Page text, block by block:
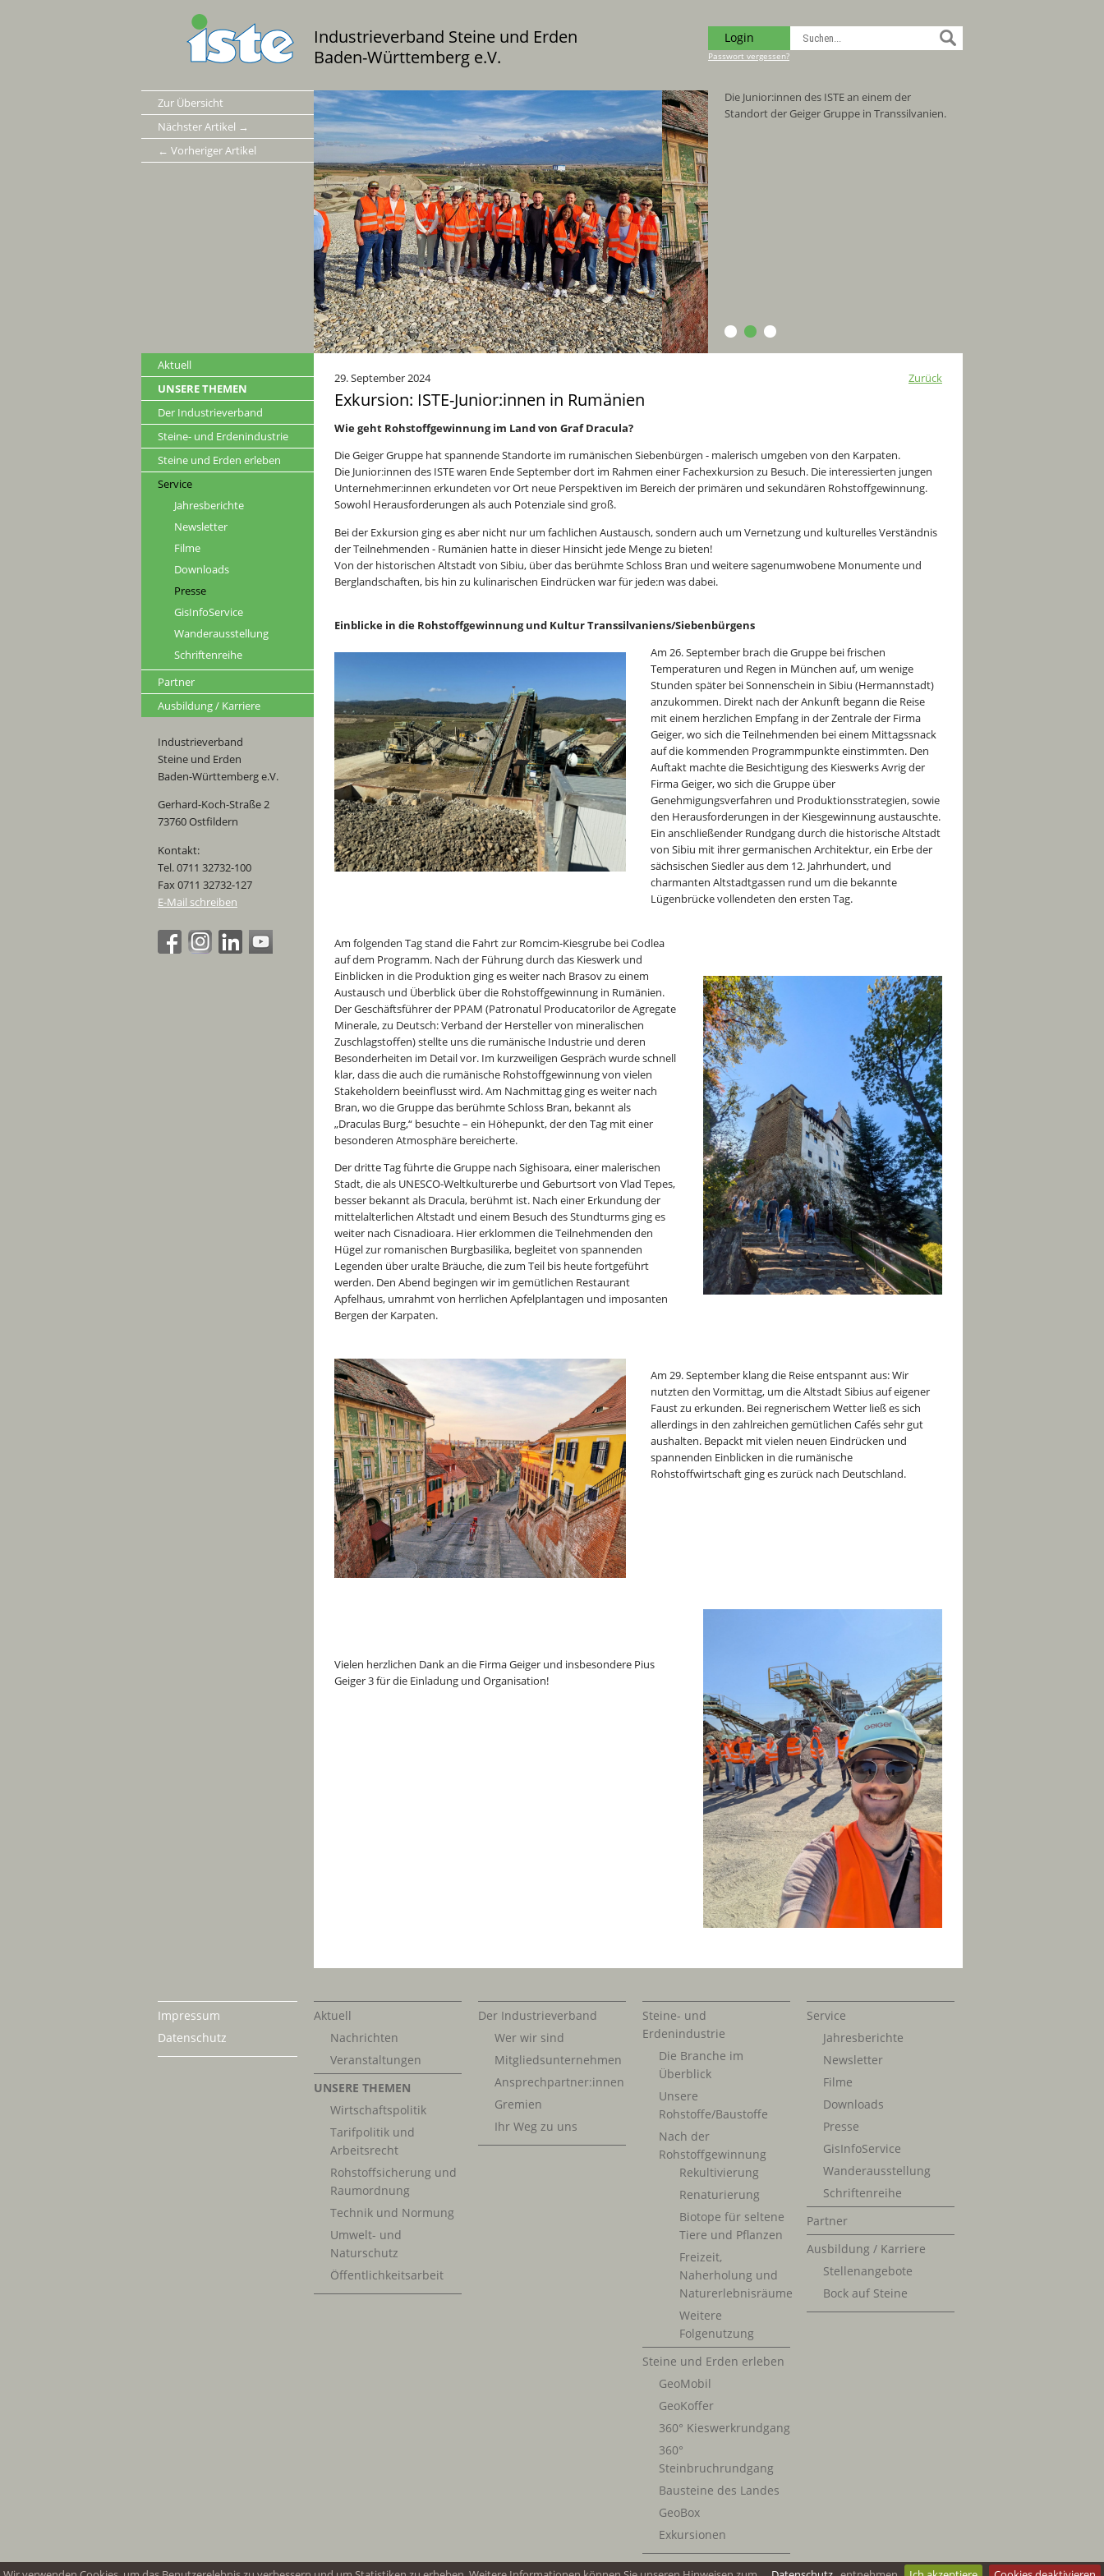
Industrieverband Steine und Erden
Baden-Württemberg e.V.
Login
Passwort vergessen?
Zur Übersicht
Nächster Artikel →
← Vorheriger Artikel
Die Altstadt von Sibiu ist sehr sehenswert
und hat kulturell viel zu bieten.
Aktuell
UNSERE THEMEN
Der Industrieverband
Steine- und Erdenindustrie
Steine und Erden erleben
Service
Jahresberichte
Newsletter
Filme
Downloads
Presse
GisInfoService
Wanderausstellung
Schriftenreihe
Partner
Ausbildung / Karriere
Industrieverband
Steine und Erden
Baden-Württemberg e.V.
Gerhard-Koch-Straße 2
73760 Ostfildern
Kontakt:
Tel. 0711 32732-100
Fax 0711 32732-127
E-Mail schreiben
Zurück
29. September 2024
Exkursion: ISTE-Junior:innen in Rumänien
Wie geht Rohstoffgewinnung im Land von Graf Dracula?
Die Geiger Gruppe hat spannende Standorte im rumänischen Siebenbürgen - malerisch umgeben von den Karpaten.
Die Junior:innen des ISTE waren Ende September dort im Rahmen einer Fachexkursion zu Besuch. Die interessierten jungen
Unternehmer:innen erkundeten vor Ort neue Perspektiven im Bereich der primären und sekundären Rohstoffgewinnung.
Sowohl Herausforderungen als auch Potenziale sind groß.
Bei der Exkursion ging es aber nicht nur um fachlichen Austausch, sondern auch um Vernetzung und kulturelles Verständnis
der Teilnehmenden - Rumänien hatte in dieser Hinsicht jede Menge zu bieten!
Von der historischen Altstadt von Sibiu, über das berühmte Schloss Bran und weitere sagenumwobene Monumente und
Berglandschaften, bis hin zu kulinarischen Eindrücken war für jede:n was dabei.
Einblicke in die Rohstoffgewinnung und Kultur Transsilvaniens/Siebenbürgens
Am 26. September brach die Gruppe bei frischen
Temperaturen und Regen in München auf, um wenige
Stunden später bei Sonnenschein in Sibiu (Hermannstadt)
anzukommen. Direkt nach der Ankunft begann die Reise
mit einem herzlichen Empfang in der Zentrale der Firma
Geiger, wo sich die Teilnehmenden bei einem Mittagssnack
auf die kommenden Programmpunkte einstimmten. Den
Auftakt machte die Besichtigung des Kieswerks Avrig der
Firma Geiger, wo sich die Gruppe über
Genehmigungsverfahren und Produktionsstrategien, sowie
den Herausforderungen in der Kiesgewinnung austauschte.
Ein anschließender Rundgang durch die historische Altstadt
von Sibiu mit ihrer germanischen Architektur, ein Erbe der
sächsischen Siedler aus dem 12. Jahrhundert, und
charmanten Altstadtgassen rund um die bekannte
Lügenbrücke vollendeten den ersten Tag.
Am folgenden Tag stand die Fahrt zur Romcim-Kiesgrube bei Codlea
auf dem Programm. Nach der Führung durch das Kieswerk und
Einblicken in die Produktion ging es weiter nach Brasov zu einem
Austausch und Überblick über die Rohstoffgewinnung in Rumänien.
Der Geschäftsführer der PPAM (Patronatul Producatorilor de Agregate
Minerale, zu Deutsch: Verband der Hersteller von mineralischen
Zuschlagstoffen) stellte uns die rumänische Industrie und deren
Besonderheiten im Detail vor. Im kurzweiligen Gespräch wurde schnell
klar, dass die auch die rumänische Rohstoffgewinnung von vielen
Stakeholdern beeinflusst wird. Am Nachmittag ging es weiter nach
Bran, wo die Gruppe das berühmte Schloss Bran, bekannt als
„Draculas Burg,“ besuchte – ein Höhepunkt, der den Tag mit einer
besonderen Atmosphäre bereicherte.
Der dritte Tag führte die Gruppe nach Sighisoara, einer malerischen
Stadt, die als UNESCO-Weltkulturerbe und Geburtsort von Vlad Tepes,
besser bekannt als Dracula, berühmt ist. Nach einer Erkundung der
mittelalterlichen Altstadt und einem Besuch des Stundturms ging es
weiter nach Cisnadioara. Hier erklommen die Teilnehmenden den
Hügel zur romanischen Burgbasilika, begleitet von spannenden
Legenden über uralte Bräuche, die zum Teil bis heute fortgeführt
werden. Den Abend begingen wir im gemütlichen Restaurant
Apfelhaus, umrahmt von herrlichen Apfelplantagen und imposanten
Bergen der Karpaten.
Am 29. September klang die Reise entspannt aus: Wir
nutzten den Vormittag, um die Altstadt Sibius auf eigener
Faust zu erkunden. Bei regnerischem Wetter ließ es sich
allerdings in den zahlreichen gemütlichen Cafés sehr gut
aushalten. Bepackt mit vielen neuen Eindrücken und
spannenden Einblicken in die rumänische
Rohstoffwirtschaft ging es zurück nach Deutschland.
Vielen herzlichen Dank an die Firma Geiger und insbesondere Pius
Geiger 3 für die Einladung und Organisation!
Impressum
Datenschutz
Aktuell
Nachrichten
Veranstaltungen
UNSERE THEMEN
Wirtschaftspolitik
Tarifpolitik und
Arbeitsrecht
Rohstoffsicherung und
Raumordnung
Technik und Normung
Umwelt- und
Naturschutz
Öffentlichkeitsarbeit
Der Industrieverband
Wer wir sind
Mitgliedsunternehmen
Ansprechpartner:innen
Gremien
Ihr Weg zu uns
Steine- und
Erdenindustrie
Die Branche im
Überblick
Unsere
Rohstoffe/Baustoffe
Nach der
Rohstoffgewinnung
Rekultivierung
Renaturierung
Biotope für seltene
Tiere und Pflanzen
Freizeit,
Naherholung und
Naturerlebnisräume
Weitere
Folgenutzung
Steine und Erden erleben
GeoMobil
GeoKoffer
360° Kieswerkrundgang
360°
Steinbruchrundgang
Bausteine des Landes
GeoBox
Exkursionen
Service
Jahresberichte
Newsletter
Filme
Downloads
Presse
GisInfoService
Wanderausstellung
Schriftenreihe
Partner
Ausbildung / Karriere
Stellenangebote
Bock auf Steine